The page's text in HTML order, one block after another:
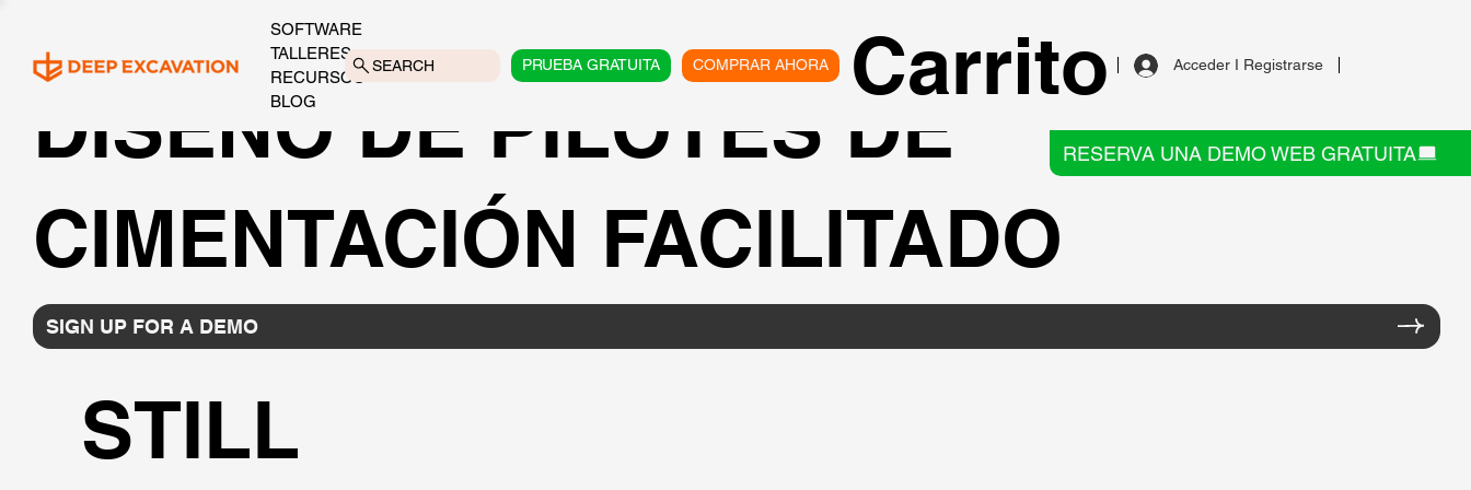
SOFTWARE
TALLERES
RECURSOS
BLOG
RESERVA UNA DEMO WEB GRATUITA
PRUEBA GRATUITA COMPRAR AHORA Carrito Acceder I Registrarse
SEARCH
DISEÑO DE PILOTES DE
CIMENTACIÓN FACILITADO
SIGN UP FOR A DEMO
STILL